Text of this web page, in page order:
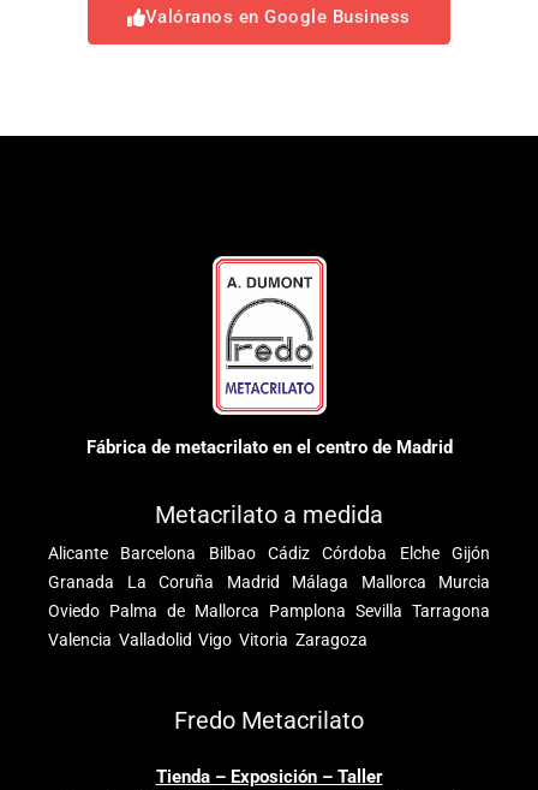
Valóranos en Google Business
Fábrica de metacrilato en el centro de Madrid
Metacrilato a medida
Alicante Barcelona Bilbao Cádiz Córdoba Elche
Gijón
Granada
La Coruña Madrid Málaga Mallorca
Murcia
Oviedo Palma de Mallorca Pamplona Sevilla Tarragona
Valencia Valladolid Vigo Vitoria Zaragoza
Fredo Metacrilato
Tienda – Exposición – Taller